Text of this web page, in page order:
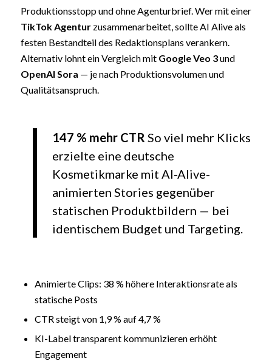
Produktionsstopp und ohne Agenturbrief. Wer mit einer
TikTok Agenturzusammenarbeitet, sollte AI Alive als
festen Bestandteil des Redaktionsplans verankern.
Alternativ lohnt ein Vergleich mit Google Veo 3und
OpenAI Sora — je nach Produktionsvolumen und
Qualitätsanspruch.
147 % mehr CTR So viel mehr Klicks
erzielte eine deutsche
Kosmetikmarke mit AI-Alive-
animierten Stories gegenüber
statischen Produktbildern — bei
identischem Budget und Targeting.
Animierte Clips: 38 % höhere Interaktionsrate als
statische Posts
CTR steigt von 1,9 % auf 4,7 %
KI-Label transparent kommunizieren erhöht
Engagement